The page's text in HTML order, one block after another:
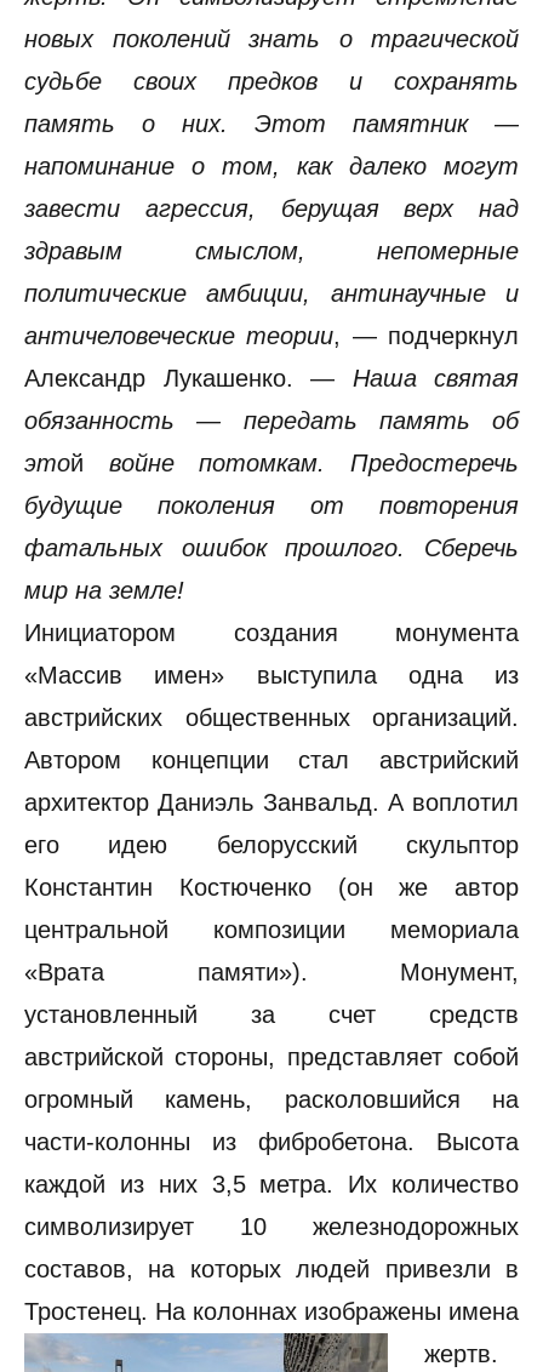
новых поколений знать о трагической
судьбе своих предков и сохранять
память о них. Этот памятник —
напоминание о том, как далеко могут
завести агрессия, берущая верх над
здравым смыслом, непомерные
политические амбиции, антинаучные и
античеловеческие теории, — подчеркнул
Александр Лукашенко. — Наша святая
обязанность — передать память об
этой войне потомкам. Предостеречь
будущие поколения от повторения
фатальных ошибок прошлого. Сберечь
мир на земле!
Инициатором создания монумента
«Массив имен» выступила одна из
австрийских общественных организаций.
Автором концепции стал австрийский
архитектор Даниэль Занвальд. А воплотил
его идею белорусский скульптор
Константин Костюченко (он же автор
центральной композиции мемориала
«Врата памяти»). Монумент,
установленный за счет средств
австрийской стороны, представляет собой
огромный камень, расколовшийся на
части-колонны из фибробетона. Высота
каждой из них 3,5 метра. Их количество
символизирует 10 железнодорожных
составов, на которых людей привезли в
Тростенец. На колоннах изображены имена
жертв.